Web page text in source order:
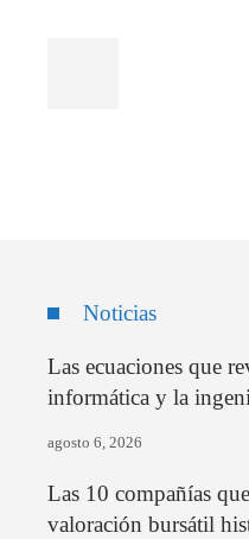
Noticias
Las ecuaciones que
informática y la
agosto 6, 2026
Las 10 compañías
valoración bursátil